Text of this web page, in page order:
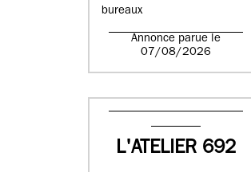
bureaux
Annonce parue le
07/08/2026
L'ATELIER 692